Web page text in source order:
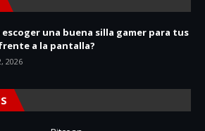
escoger una buena silla gamer para tus
a la pantalla?
2026